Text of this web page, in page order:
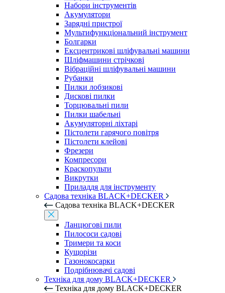
Набори інструментів
Акумулятори
Зарядні пристрої
Мультифункціональний інструмент
Болгарки
Ексцентрикові шліфувальні машини
Шліфмашини стрічкові
Вібраційні шліфувальні машини
Рубанки
Пилки лобзикові
Дискові пилки
Торцювальні пили
Пилки шабельні
Акумуляторні ліхтарі
Пістолети гарячого повітря
Пістолети клейові
Фрезери
Компресори
Краскопульти
Викрутки
Приладдя для інструменту
Садова техніка BLACK+DECKER
Садова техніка BLACK+DECKER
Ланцюгові пили
Пилососи садові
Тримери та коси
Кущорізи
Газонокосарки
Подрібнювачі садові
Техніка для дому BLACK+DECKER
Техніка для дому BLACK+DECKER